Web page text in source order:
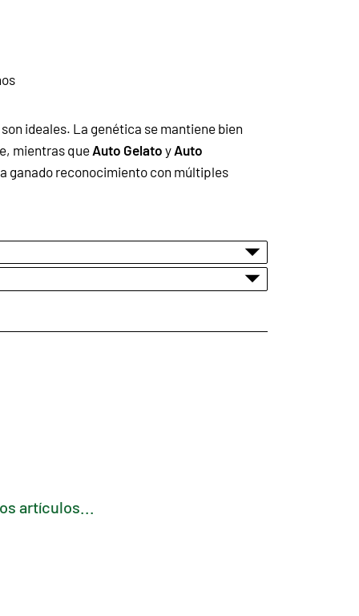
ideales. La genética se mantiene bien
mientras queAuto Gelato y Auto
ganado reconocimiento con múltiples
artículos...